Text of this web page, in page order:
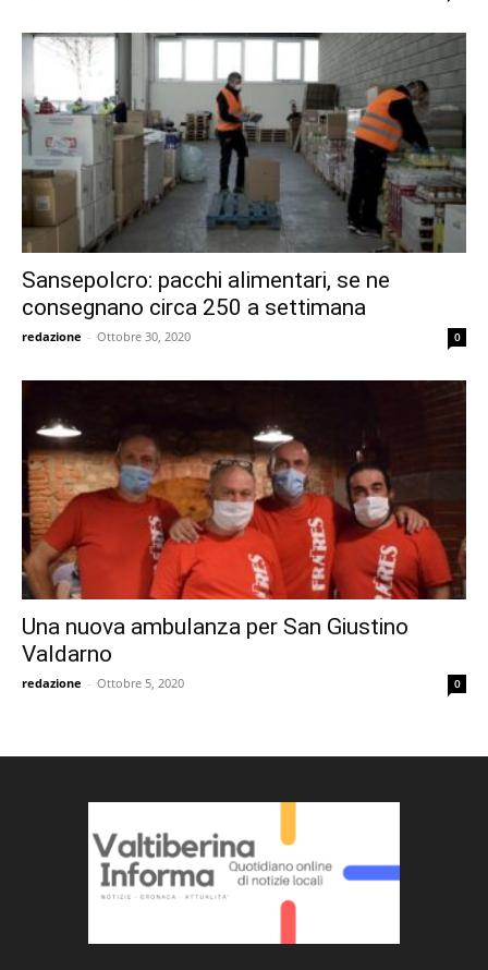
Sansepolcro: pacchi alimentari, se ne
consegnano circa 250 a settimana
redazione - Ottobre 30, 2020 0
Una nuova ambulanza per San Giustino
Valdarno
redazione - Ottobre 5, 2020 0